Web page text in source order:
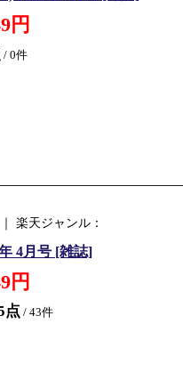
円
/ 0件
楽天ジャンル：
4月号 [雑誌]
円
点 / 43件